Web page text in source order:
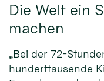
Die Welt ein
machen
„Bei der 72-
hunderttausende